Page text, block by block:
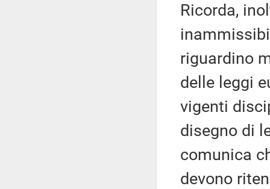
Ricorda,
riguardino
delle leggi
vigenti
disegno di
comunica
devono